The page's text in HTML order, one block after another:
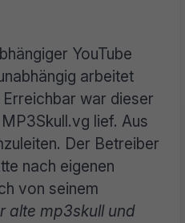
YouTube
arbeitet
war dieser
lief. Aus
Der Betreiber
nach eigenen
von seinem
alte mp3skull und